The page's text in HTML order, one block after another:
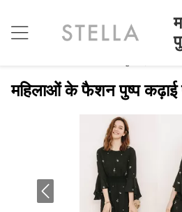
महिलाओं के फैशन पुष्प कढ़ाई